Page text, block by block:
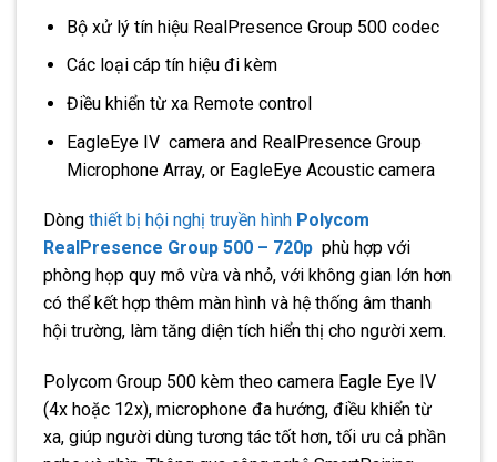
Bộ xử lý tín hiệu RealPresence Group 500 codec
Các loại cáp tín hiệu đi kèm
Điều khiển từ xa Remote control
EagleEye IV camera and RealPresence Group
Microphone Array, or EagleEye Acoustic camera
Dòng thiết bị hội nghị truyền hình Polycom
RealPresence Group 500 – 720p phù hợp với
phòng họp quy mô vừa và nhỏ, với không gian lớn hơn
có thể kết hợp thêm màn hình và hệ thống âm thanh
hội trường, làm tăng diện tích hiển thị cho người xem.
Polycom Group 500 kèm theo camera Eagle Eye IV
(4x hoặc 12x), microphone đa hướng, điều khiển từ
xa, giúp người dùng tương tác tốt hơn, tối ưu cả phần